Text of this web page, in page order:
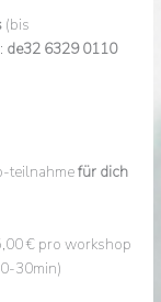
(bis
de32 6329 0110
teilnahmefür dich
€ pro workshop
30min)